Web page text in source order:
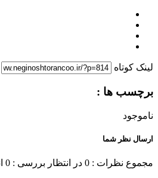
لینک کوتاه
برچسب ها :
ناموجود
ارسال نظر شما
مجموع نظرات : 0 در انتظار بررسی : 0